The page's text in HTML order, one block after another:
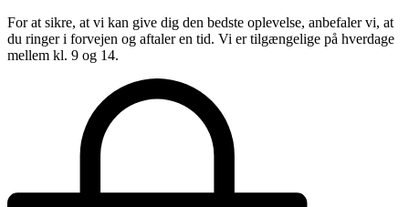
For at sikre, at vi kan give dig den bedste oplevelse, anbefaler vi, at
du ringer i forvejen og aftaler en tid. Vi er tilgængelige på hverdage
mellem kl. 9 og 14.